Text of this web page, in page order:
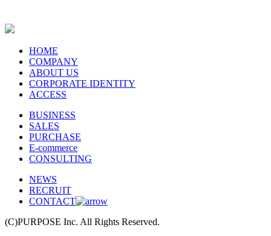
HOME
COMPANY
ABOUT US
CORPORATE IDENTITY
ACCESS
BUSINESS
SALES
PURCHASE
E-commerce
CONSULTING
NEWS
RECRUIT
CONTACT
(C)PURPOSE Inc. All Rights Reserved.